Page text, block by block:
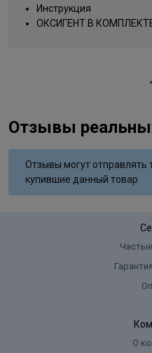
Salicylate, Moringa
Titanium Dioxide
Название цвета
Инструкция
ОКСИГЕНТ В
Отзывы
Отзывы могут отправлять
купившие данный товар
О